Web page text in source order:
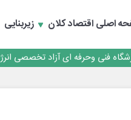
اصلیاقتصاد کلان زیربنایی
در پیش گرفت
فنی وحرفه ای آزاد تخصصی
مدیریت فولادسنگان
پیش گرفت